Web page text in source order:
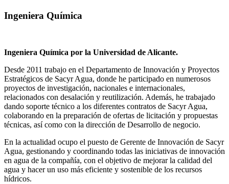
Ingeniera Química
Ingeniera Química por la Universidad de Alicante.
Desde 2011 trabajo en el Departamento de Innovación y Proyectos
Estratégicos de Sacyr Agua, donde he participado en numerosos
proyectos de investigación, nacionales e internacionales,
relacionados con desalación y reutilización. Además, he trabajado
dando soporte técnico a los diferentes contratos de Sacyr Agua,
colaborando en la preparación de ofertas de licitación y propuestas
técnicas, así como con la dirección de Desarrollo de negocio.
En la actualidad ocupo el puesto de Gerente de Innovación de Sacyr
Agua, gestionando y coordinando todas las iniciativas de innovación
en agua de la compañía, con el objetivo de mejorar la calidad del
agua y hacer un uso más eficiente y sostenible de los recursos
hídricos.